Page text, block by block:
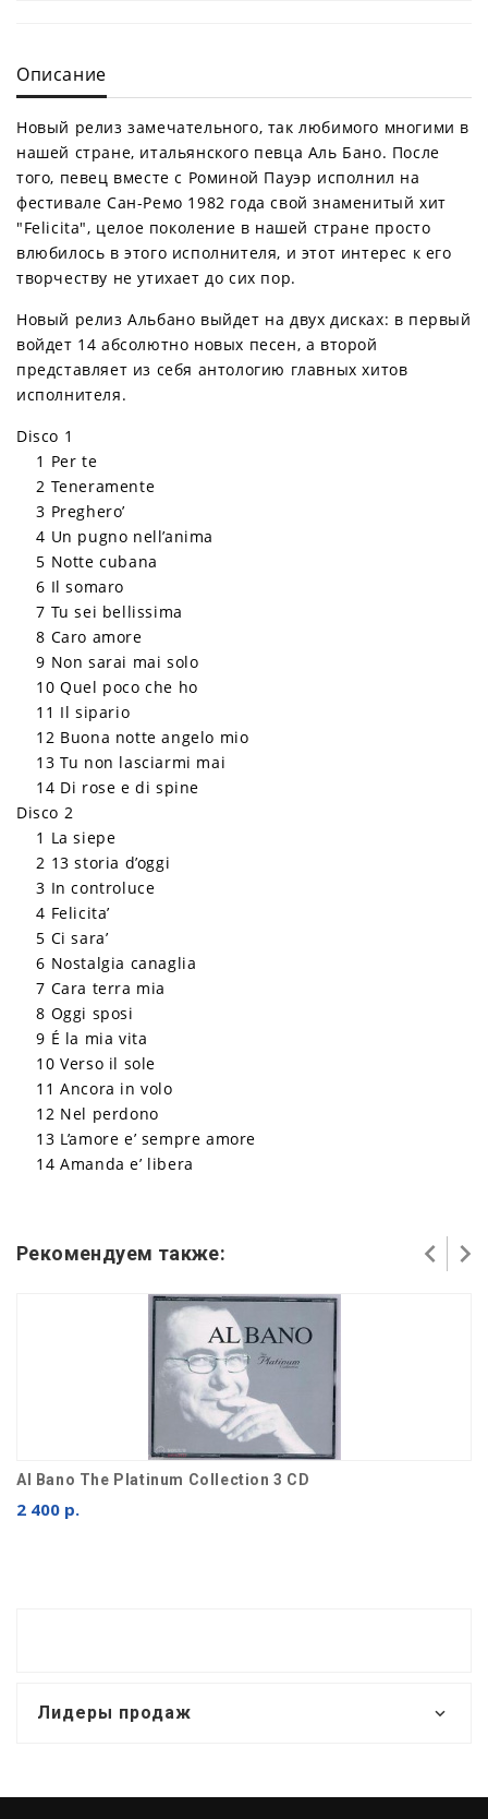
Описание
Новый релиз замечательного, так любимого многими в
нашей стране, итальянского певца Аль Бано. После
того, певец вместе с Роминой Пауэр исполнил на
фестивале Сан-Ремо 1982 года свой знаменитый хит
"Felicita", целое поколение в нашей стране просто
влюбилось в этого исполнителя, и этот интерес к его
творчеству не утихает до сих пор.
Новый релиз Альбано выйдет на двух дисках: в первый
войдет 14 абсолютно новых песен, а второй
представляет из себя антологию главных хитов
исполнителя.
Disco 1
1 Per te
2 Teneramente
3 Preghero’
4 Un pugno nell’anima
5 Notte cubana
6 Il somaro
7 Tu sei bellissima
8 Caro amore
9 Non sarai mai solo
10 Quel poco che ho
11 Il sipario
12 Buona notte angelo mio
13 Tu non lasciarmi mai
14 Di rose e di spine
Disco 2
1 La siepe
2 13 storia d’oggi
3 In controluce
4 Felicita’
5 Ci sara’
6 Nostalgia canaglia
7 Cara terra mia
8 Oggi sposi
9 É la mia vita
10 Verso il sole
11 Ancora in volo
12 Nel perdono
13 L’amore e’ sempre amore
14 Amanda e’ libera
Рекомендуем также:
Al Bano The Platinum Collection 3 CD
2 400 р.
Лидеры продаж